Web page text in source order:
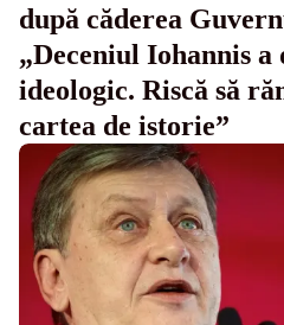
după căderea
„Deceniul Iohannis
ideologic. Riscă să
cartea de istorie”